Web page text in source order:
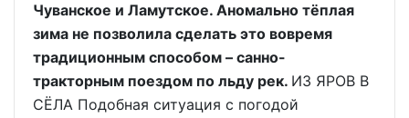
Чуванское и Ламутское. Аномально тёплая
зима не позволила сделать это вовремя
традиционным способом – санно-
тракторным поездом по льду рек. ИЗ ЯРОВ В
СЁЛА Подобная ситуация с погодой